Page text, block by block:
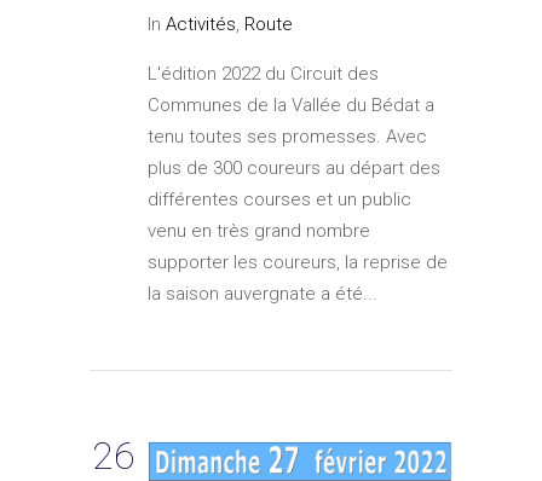
In Activités, Route
L'édition 2022 du Circuit des
Communes de la Vallée du Bédat a
tenu toutes ses promesses. Avec
plus de 300 coureurs au départ des
différentes courses et un public
venu en très grand nombre
supporter les coureurs, la reprise de
la saison auvergnate a été...
26